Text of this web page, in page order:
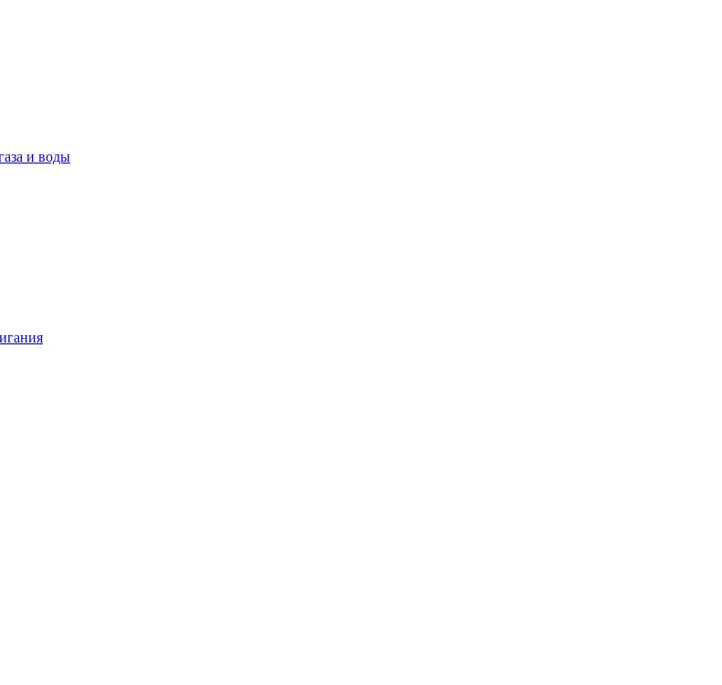
и воды